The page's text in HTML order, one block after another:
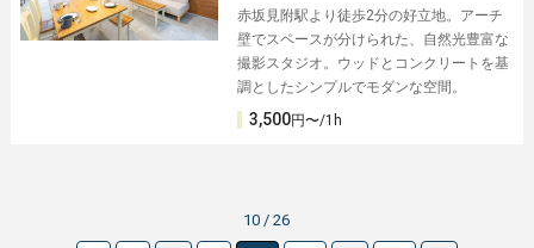
赤坂見附駅より徒歩2分の好立地。アーチ
壁でスペースが分けられた、自然光豊富な
撮影スタジオ。ウッドとコンクリートを基
調としたシンプルでモダンな空間。
3,500円〜/1h
10 / 26